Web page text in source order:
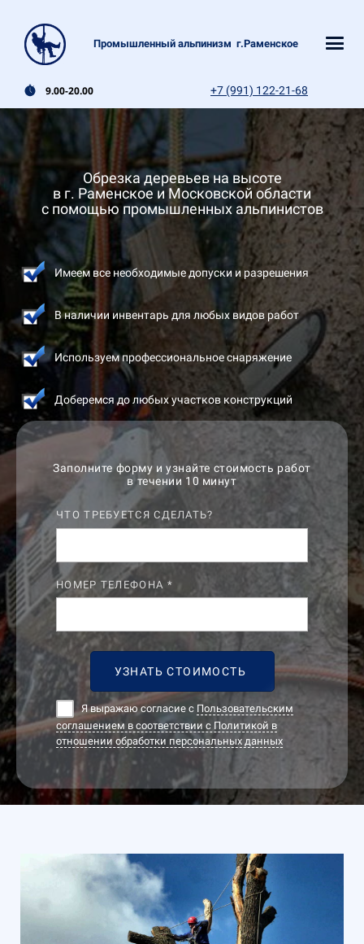
Промышленный альпинизм г.Раменское
9.00-20.00 +7 (991) 122-21-68
Обрезка деревьев на высоте
в г. Раменское и Московской области
с помощью промышленных альпинистов
Имеем все необходимые допуски и разрешения
В наличии инвентарь для любых видов работ
Используем профессиональное снаряжение
Доберемся до любых участков конструкций
Заполните форму и узнайте стоимость работ
в течении 10 минут
ЧТО ТРЕБУЕТСЯ СДЕЛАТЬ?
НОМЕР ТЕЛЕФОНА *
УЗНАТЬ СТОИМОСТЬ
Я выражаю согласие с Пользовательским
соглашением в соответствии с Политикой в
отношении обработки персональных данных